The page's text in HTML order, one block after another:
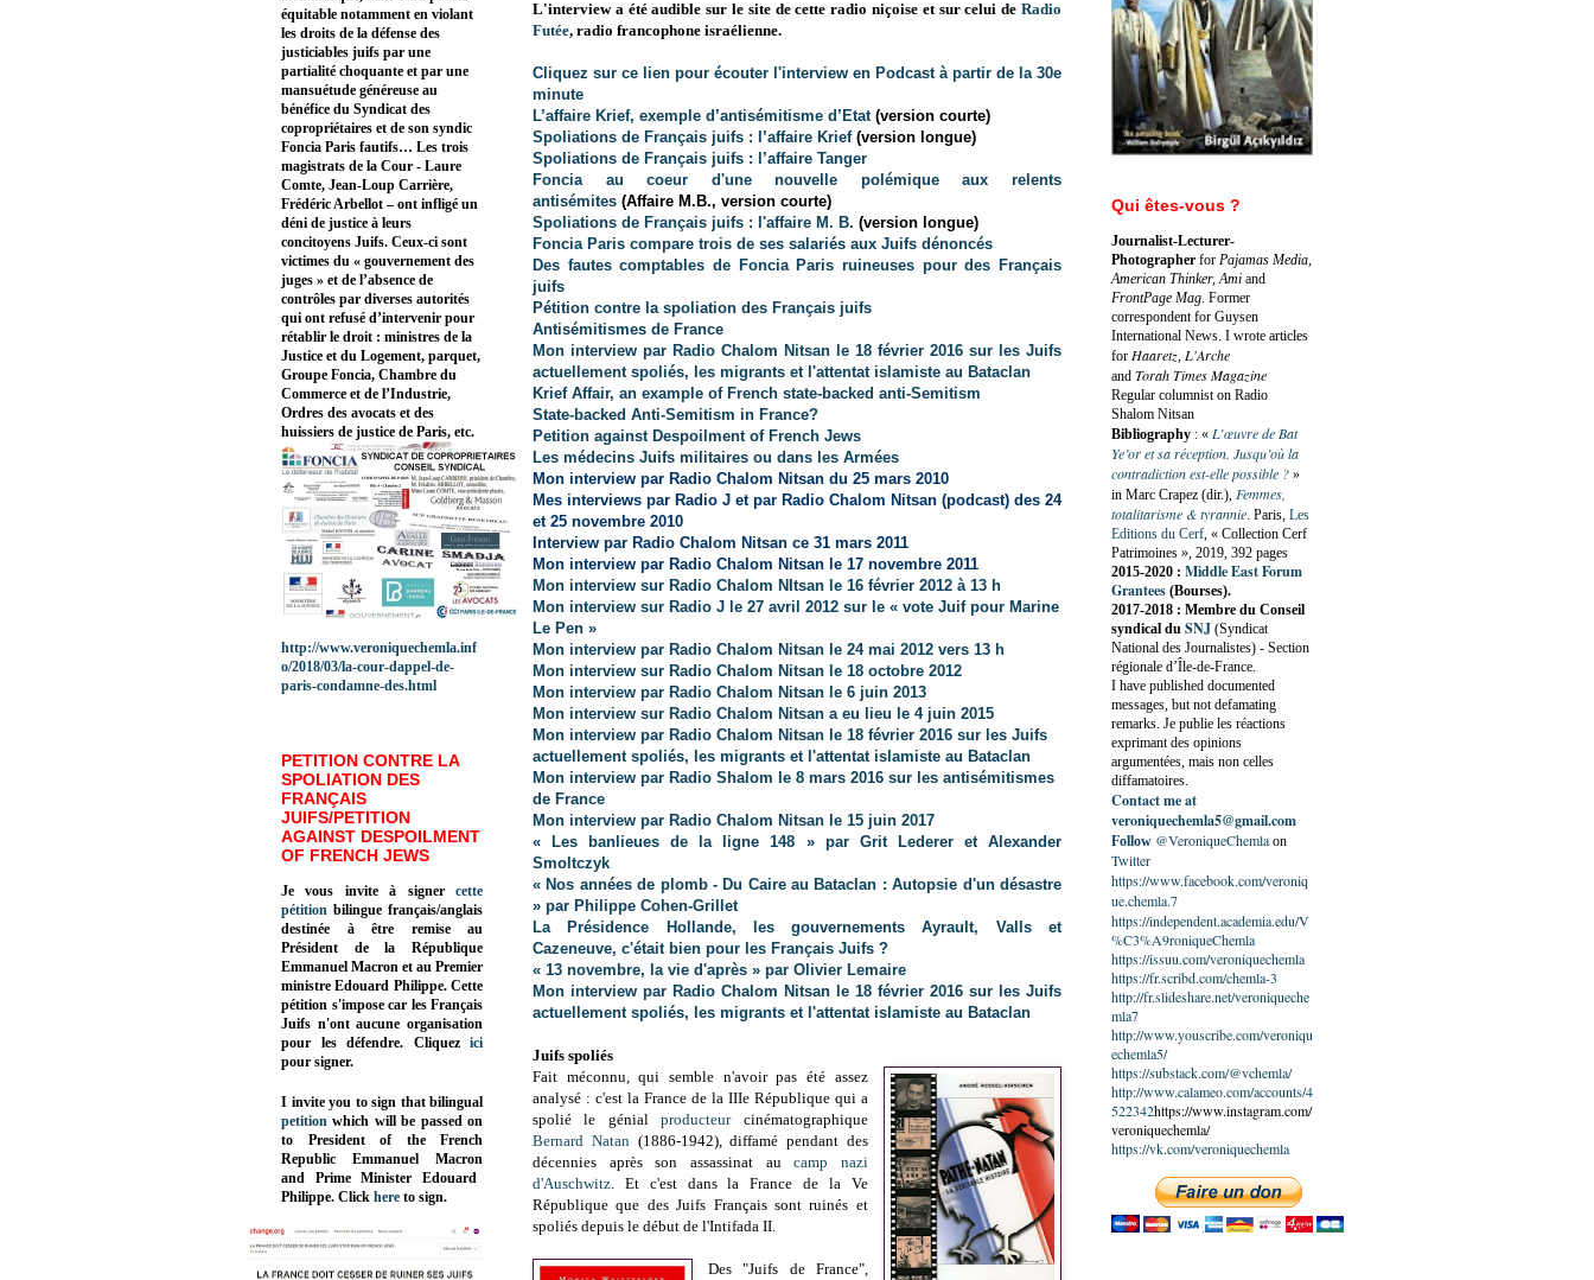
L'interview a été audible sur le site de cette radio niçoise et sur celui de Radio
Futée, radio francophone israélienne.
Cliquez sur ce lien pour écouter l'interview en Podcast à partir de la 30e
minute
L’affaire Krief, exemple d’antisémitisme d’Etat(version courte)
Spoliations de Français juifs : l’affaire Krief(version longue)
Spoliations de Français juifs : l’affaire Tanger
Foncia au coeur d'une nouvelle polémique aux relents
antisémites (Affaire M.B., version courte)
Spoliations de Français juifs : l'affaire M. B. (version longue)
Foncia Paris compare trois de ses salariés aux Juifs dénoncés
Des fautes comptables de Foncia Paris ruineuses pour des Français
juifs
Pétition contre la spoliation des Français juifs
Antisémitismes de France
Mon interview par Radio Chalom Nitsan le 18 février 2016 sur les Juifs
actuellement spoliés, les migrants et l'attentat islamiste au Bataclan
Krief Affair, an example of French state-backed anti-Semitism
State-backed Anti-Semitism in France?
Petition against Despoilment of French Jews
Les médecins Juifs militaires ou dans les Armées
Mon interview par Radio Chalom Nitsan du 25 mars 2010
Mes interviews par Radio J et par Radio Chalom Nitsan (podcast) des 24
et 25 novembre 2010
Interview par Radio Chalom Nitsan ce 31 mars 2011
Mon interview par Radio Chalom Nitsan le 17 novembre 2011
Mon interview sur Radio Chalom NItsan le 16 février 2012 à 13 h
Mon interview sur Radio J le 27 avril 2012 sur le « vote Juif pour Marine
Le Pen »
Mon interview par Radio Chalom Nitsan le 24 mai 2012 vers 13 h
Mon interview sur Radio Chalom Nitsan le 18 octobre 2012
Mon interview par Radio Chalom Nitsan le 6 juin 2013
Mon interview sur Radio Chalom Nitsan a eu lieu le 4 juin 2015
Mon interview par Radio Chalom Nitsan le 18 février 2016 sur les Juifs
actuellement spoliés, les migrants et l'attentat islamiste au Bataclan
Mon interview par Radio Shalom le 8 mars 2016 sur les antisémitismes
de France
Mon interview par Radio Chalom Nitsan le 15 juin 2017
« Les banlieues de la ligne 148 » par Grit Lederer et Alexander
Smoltczyk
« Nos années de plomb - Du Caire au Bataclan : Autopsie d'un désastre
» par Philippe Cohen-Grillet
La Présidence Hollande, les gouvernements Ayrault, Valls et
Cazeneuve, c'était bien pour les Français Juifs ?
« 13 novembre, la vie d'après » par Olivier Lemaire
Mon interview par Radio Chalom Nitsan le 18 février 2016 sur les Juifs
actuellement spoliés, les migrants et l'attentat islamiste au Bataclan
Juifs spoliés
Fait méconnu, qui semble n'avoir pas été assez
analysé : c'est la France de la IIIe République qui a
spolié le génialproducteurcinématographique
Bernard Natan(1886-1942), diffamé pendant des
décennies après son assassinat aucamp nazi
d'Auschwitz. Et c'est dans la France de la Ve
République que des Juifs Français sont ruinés et
spoliés depuis le début de l'Intifada II.
Des "Juifs de France",
équitable notamment en violant
les droits de la défense des
justiciables juifs par une
partialité choquante et par une
mansuétude généreuse au
bénéfice du Syndicat des
copropriétaires et de son syndic
Foncia Paris fautifs… Les trois
magistrats de la Cour - Laure
Comte, Jean-Loup Carrière,
Frédéric Arbellot – ont infligé un
déni de justice à leurs
concitoyens Juifs. Ceux-ci sont
victimes du « gouvernement des
juges » et de l’absence de
contrôles par diverses autorités
qui ont refusé d’intervenir pour
rétablir le droit : ministres de la
Justice et du Logement, parquet,
Groupe Foncia, Chambre du
Commerce et de l’Industrie,
Ordres des avocats et des
huissiers de justice de Paris, etc.
http://www.veroniquechemla.inf
o/2018/03/la-cour-dappel-de-
paris-condamne-des.html
PETITION CONTRE LA
SPOLIATION DES
FRANÇAIS
JUIFS/PETITION
AGAINST DESPOILMENT
OF FRENCH JEWS
Je vous invite à signer cette
pétition bilingue français/anglais
destinée à être remise au
Président de la République
Emmanuel Macron et au Premier
ministre Edouard Philippe. Cette
pétition s'impose car les Français
Juifs n'ont aucune organisation
pour les défendre. Cliquez
ici
pour signer.
I invite you to sign that bilingual
petition which will be passed on
to President of the French
Republic Emmanuel Macron
and Prime Minister Edouard
Philippe. Click here to sign.
Qui êtes-vous ?
Journalist-Lecturer-
Photographer for Pajamas Media,
American Thinker, Ami and
FrontPage Mag. Former
correspondent for Guysen
International News. I wrote articles
for Haaretz, L'Arche
and Torah Times Magazine
Regular columnist on Radio
Shalom Nitsan
Bibliography : « L’œuvre de Bat
Ye’or et sa réception. Jusqu’où la
contradiction est-elle possible ? »
in Marc Crapez (dir.), Femmes,
totalitarisme & tyrannie. Paris, Les
Editions du Cerf, « Collection Cerf
Patrimoines », 2019, 392 pages
2015-2020 : Middle East Forum
Grantees (Bourses).
2017-2018 : Membre du Conseil
syndical du SNJ (Syndicat
National des Journalistes) - Section
régionale d’Île-de-France.
I have published documented
messages, but not defamating
remarks. Je publie les réactions
exprimant des opinions
argumentées, mais non celles
diffamatoires.
Contact me at
veroniquechemla5@gmail.com
Follow @VeroniqueChemlaon
Twitter
https://www.facebook.com/veroniq
ue.chemla.7
https://independent.academia.edu/V
%C3%A9roniqueChemla
https://issuu.com/veroniquechemla
https://fr.scribd.com/chemla-3
http://fr.slideshare.net/veroniqueche
mla7
http://www.youscribe.com/veroniqu
echemla5/
https://substack.com/@vchemla/
http://www.calameo.com/accounts/4
522342https://www.instagram.com/
veroniquechemla/
https://vk.com/veroniquechemla